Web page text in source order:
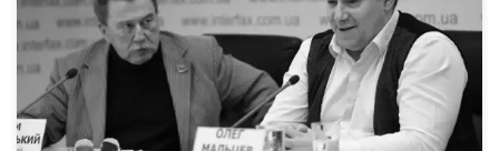
фактами. Но что происходит, когда интеллект лоб в лоб
сталкивается с сюрреалистичной машиной правового
абсурда и рейдерством в погонах? Уже полтора года
украинский ученый, академик Олег Мальцев, находится
в стенах Одесского следственного изолятора.
Интеллектуал, создавший уникальную научную
организацию, вынужден продолжать свои […]